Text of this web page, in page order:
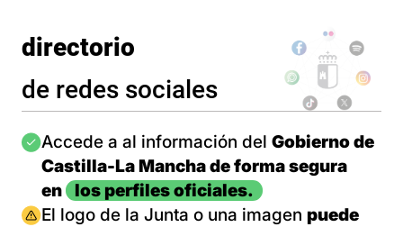
directorio
de redes sociales
Imagen
Accede a al información del Gobierno de
Castilla-La Mancha de forma segura
en
los perfiles oficiales.
Imagen
El logo de la Junta o una imagen puede